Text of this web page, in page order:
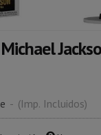
- (Imp. Incluidos)